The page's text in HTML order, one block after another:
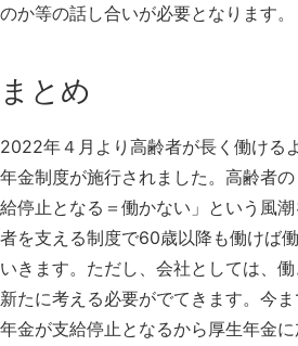
のか等の話し合いが必要となります。
まとめ
2022年４月より高齢者が長く働ける
年金制度が施行されました。高齢者
給停止となる＝働かない」という風
者を支える制度で60歳以降も働けば
いきます。ただし、会社としては、
新たに考える必要がでてきます。今ま
年金が支給停止となるから厚生年金